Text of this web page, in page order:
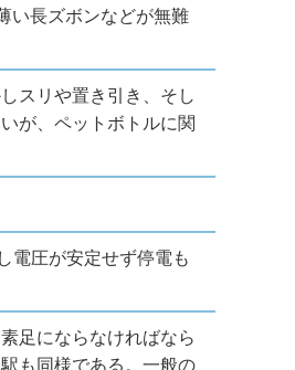
い長ズボンなどが無難
スリや置き引き、そし
が、ペットボトルに関
電圧が安定せず停電も
足にならなければなら
も同様である。一般の